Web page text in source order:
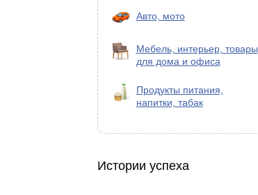
Авто, мото
Мебель, интерьер, товары
для дома и офиса
Продукты питания,
напитки, табак
Истории успеха